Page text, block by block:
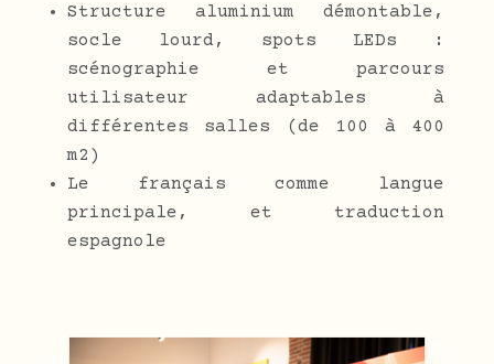
Structure aluminium démontable,
socle lourd, spots LEDs :
scénographie et parcours
utilisateur adaptables à
différentes salles (de 100 à 400
m2)
Le français comme langue
principale, et traduction
espagnole